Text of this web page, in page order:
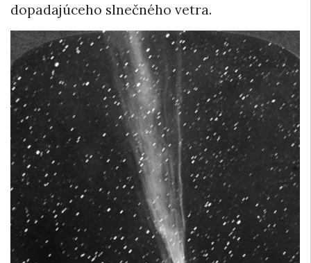
dopadajúceho slnečného vetra.